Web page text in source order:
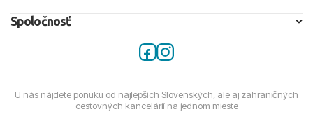
Spoločnosť
U nás nájdete ponuku od najlepších Slovenských, ale aj zahraničných
cestovných kancelárií na jednom mieste